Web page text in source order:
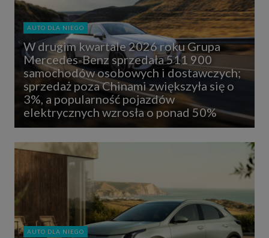
AUTO DLA NIEGO
W drugim kwartale 2026 roku Grupa
Mercedes-Benz sprzedała 511 900
samochodów osobowych i dostawczych;
sprzedaż poza Chinami zwiększyła się o
3%, a popularność pojazdów
elektrycznych wzrosła o ponad 50%
AUTO DLA NIEGO